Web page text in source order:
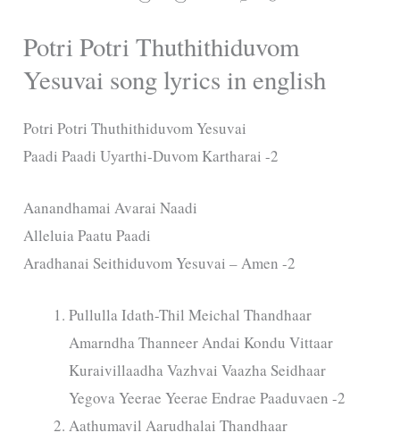
Potri Potri Thuthithiduvom
Yesuvai song lyrics in english
Potri Potri Thuthithiduvom Yesuvai
Paadi Paadi Uyarthi-Duvom Kartharai -2
Aanandhamai Avarai Naadi
Alleluia Paatu Paadi
Aradhanai Seithiduvom Yesuvai – Amen -2
Pullulla Idath-Thil Meichal Thandhaar
Amarndha Thanneer Andai Kondu Vittaar
Kuraivillaadha Vazhvai Vaazha Seidhaar
Yegova Yeerae Yeerae Endrae Paaduvaen -2
Aathumavil Aarudhalai Thandhaar